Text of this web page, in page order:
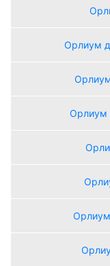
Орлиум
Орлиум
Орлиум